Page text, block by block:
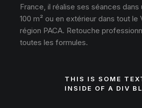
France, il réalise ses séances dans
100 m² ou en extérieur dans tout le
région PACA. Retouche
toutes les formules.
THIS IS SOME
INSIDE OF A DIV